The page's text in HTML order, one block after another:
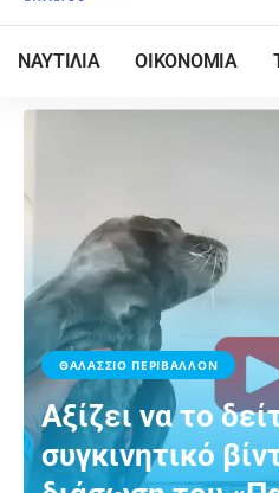
ΝΑΥΤΙΛΙΑ ΟΙΚΟΝΟΜΙΑ
ΘΑΛΑΣΣΙΟ ΠΕΡΙΒΑΛΛΟΝ
Aξίζει να το
συγκινητικό